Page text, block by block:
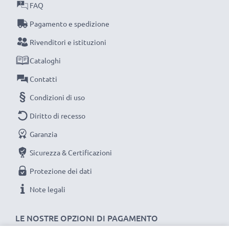
INTERFACCIA - CAVETTO USB MARCATO
CELLONIC PERHuawei P8Lite, Huawei P Smart 2019,
Huawei P10 Lite, Huawei P Smart, Huawei P8
Materiale del Connettore: PVC
Collegamento 1: Micro USB
Collegamento 2: USB A
Versione: 2.0
Velocità di trasferimento (max): 480 MBit/s - USB 2.0
Corrente di carica: 1A
Lunghezza Cavo: 1m
Colore: nero
Un cavo usb dati / ricarica dall'ottimo rapporto
LE NOSTRE OPZIONI DI PAGAMENTO
FAQ
Pagamento e spedizione
Rivenditori e istituzioni
Cataloghi
Contatti
Condizioni di uso
Diritto di recesso
Garanzia
Sicurezza & Certificazioni
Protezione dei dati
Note legali